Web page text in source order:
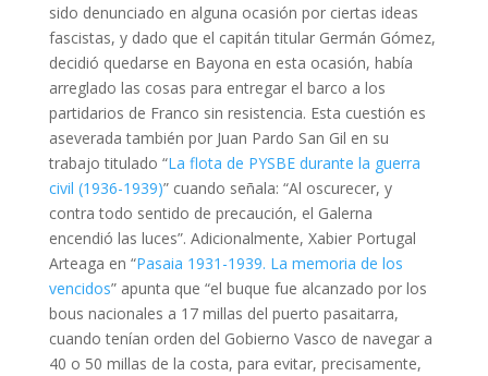
sido denunciado en alguna ocasión por ciertas ideas
fascistas, y dado que el capitán titular Germán Gómez,
decidió quedarse en Bayona en esta ocasión, había
arreglado las cosas para entregar el barco a los
partidarios de Franco sin resistencia. Esta cuestión es
aseverada también por Juan Pardo San Gil en su
trabajo titulado “La flota de PYSBE durante la guerra
civil (1936-1939)” cuando señala: “Al oscurecer, y
contra todo sentido de precaución, el Galerna
encendió las luces”. Adicionalmente, Xabier Portugal
Arteaga en “Pasaia 1931-1939. La memoria de los
vencidos” apunta que “el buque fue alcanzado por los
bous nacionales a 17 millas del puerto pasaitarra,
cuando tenían orden del Gobierno Vasco de navegar a
40 o 50 millas de la costa, para evitar, precisamente,